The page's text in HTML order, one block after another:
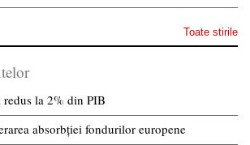
Toate stirile
la 2% din PIB
absorbției fondurilor europene